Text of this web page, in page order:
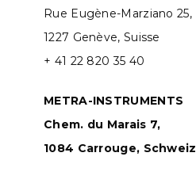
Rue Eugène-Marziano 25,
1227 Genève, Suisse
+ 41 22 820 35 40
METRA-INSTRUMENTS
Chem. du Marais 7,
1084 Carrouge, Schweiz